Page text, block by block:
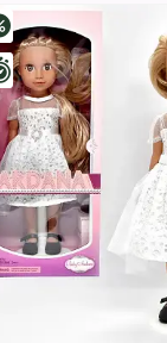
–1%
Залишилось 4 дні